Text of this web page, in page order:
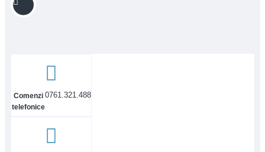
Comenzi
telefonice
0761.321.488